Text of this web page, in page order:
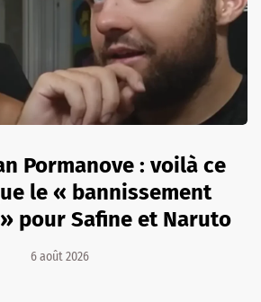
Pormanove : voilà ce
le « bannissement
pour Safine et Naruto
6 août 2026